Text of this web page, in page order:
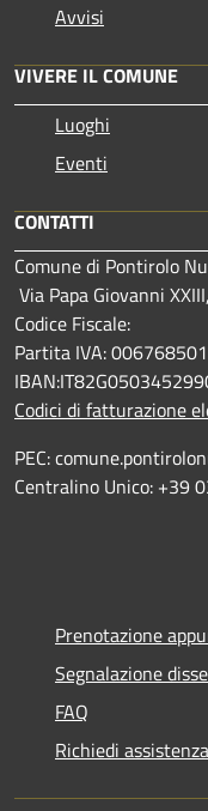
Avvisi
VIVERE IL COMUNE
Luoghi
Eventi
CONTATTI
Comune di Pontirolo
Via Papa Giovanni
Codice Fiscale:
Partita IVA:
Codici di fatturazione
PEC:
Centralino Unico: +39
Prenotazione
Segnalazione
FAQ
Richiedi assistenza